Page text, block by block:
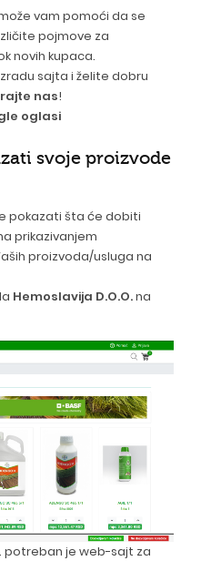
vam pomoći da se
pojmove za
novih kupaca.
sajta i želite dobru
nas!
oglasi
svoje proizvode
pokazati šta će dobiti
prikazivanjem
proizvoda/usluga na
Hemoslavija D.O.O.na
potreban je web-sajt za